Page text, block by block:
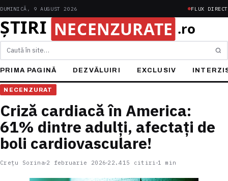
DUMINICĂ, 9 AUGUST 2026 FLUX DIRECT
Caută
PRIMA PAGINĂ DEZVĂLUIRI EXCLUSIV
NECENZURAT
Criză cardiacă în America:
61% dintre adulți, afectați de
boli cardiovasculare!
Crețu Sorina 2 februarie 2026 22.415 citiri 1 min